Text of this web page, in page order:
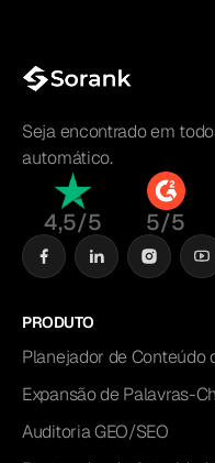
Seja encontrado em
automático.
4,5/5 5/5
PRODUTO
Planejador de Conteúdo
Expansão de Palavras-
Auditoria GEO/SEO